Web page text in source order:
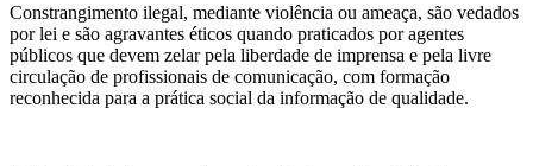
Constrangimento ilegal, mediante violência ou ameaça, são vedados
por lei e são agravantes éticos quando praticados por agentes
públicos que devem zelar pela liberdade de imprensa e pela livre
circulação de profissionais de comunicação, com formação
reconhecida para a prática social da informação de qualidade.